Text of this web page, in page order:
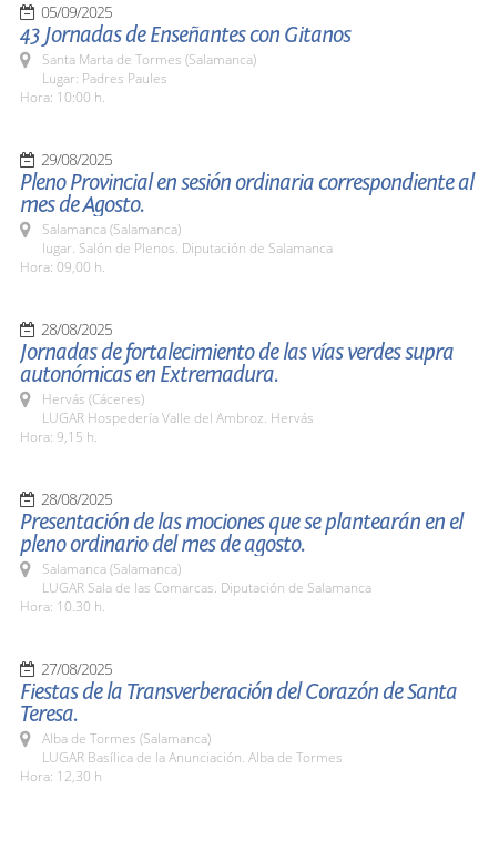
05/09/2025
43 Jornadas de Enseñantes con Gitanos
Santa Marta de Tormes (Salamanca)
Lugar: Padres Paules
Hora: 10:00 h.
29/08/2025
Pleno Provincial en sesión ordinaria correspondiente al
mes de Agosto.
Salamanca (Salamanca)
lugar. Salón de Plenos. Diputación de Salamanca
Hora: 09,00 h.
28/08/2025
Jornadas de fortalecimiento de las vías verdes supra
autonómicas en Extremadura.
Hervás (Cáceres)
LUGAR Hospedería Valle del Ambroz. Hervás
Hora: 9,15 h.
28/08/2025
Presentación de las mociones que se plantearán en el
pleno ordinario del mes de agosto.
Salamanca (Salamanca)
LUGAR Sala de las Comarcas. Diputación de Salamanca
Hora: 10.30 h.
27/08/2025
Fiestas de la Transverberación del Corazón de Santa
Teresa.
Alba de Tormes (Salamanca)
LUGAR Basílica de la Anunciación. Alba de Tormes
Hora: 12,30 h